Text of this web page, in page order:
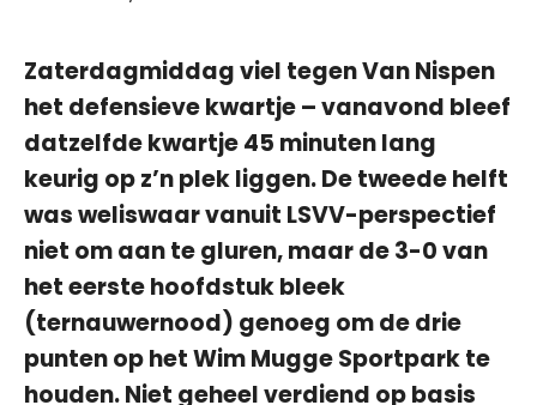
Zaterdagmiddag viel tegen Van Nispen
het defensieve kwartje – vanavond bleef
datzelfde kwartje 45 minuten lang
keurig op z’n plek liggen. De tweede helft
was weliswaar vanuit LSVV-perspectief
niet om aan te gluren, maar de 3-0 van
het eerste hoofdstuk bleek
(ternauwernood) genoeg om de drie
punten op het Wim Mugge Sportpark te
houden. Niet geheel verdiend op basis